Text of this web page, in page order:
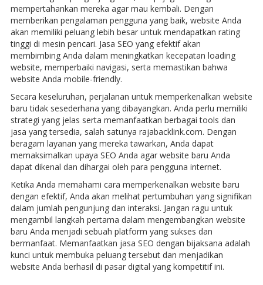
mempertahankan mereka agar mau kembali. Dengan
memberikan pengalaman pengguna yang baik, website Anda
akan memiliki peluang lebih besar untuk mendapatkan rating
tinggi di mesin pencari. Jasa SEO yang efektif akan
membimbing Anda dalam meningkatkan kecepatan loading
website, memperbaiki navigasi, serta memastikan bahwa
website Anda mobile-friendly.
Secara keseluruhan, perjalanan untuk memperkenalkan website
baru tidak sesederhana yang dibayangkan. Anda perlu memiliki
strategi yang jelas serta memanfaatkan berbagai tools dan
jasa yang tersedia, salah satunya rajabacklink.com. Dengan
beragam layanan yang mereka tawarkan, Anda dapat
memaksimalkan upaya SEO Anda agar website baru Anda
dapat dikenal dan dihargai oleh para pengguna internet.
Ketika Anda memahami cara memperkenalkan website baru
dengan efektif, Anda akan melihat pertumbuhan yang signifikan
dalam jumlah pengunjung dan interaksi. Jangan ragu untuk
mengambil langkah pertama dalam mengembangkan website
baru Anda menjadi sebuah platform yang sukses dan
bermanfaat. Memanfaatkan jasa SEO dengan bijaksana adalah
kunci untuk membuka peluang tersebut dan menjadikan
website Anda berhasil di pasar digital yang kompetitif ini.